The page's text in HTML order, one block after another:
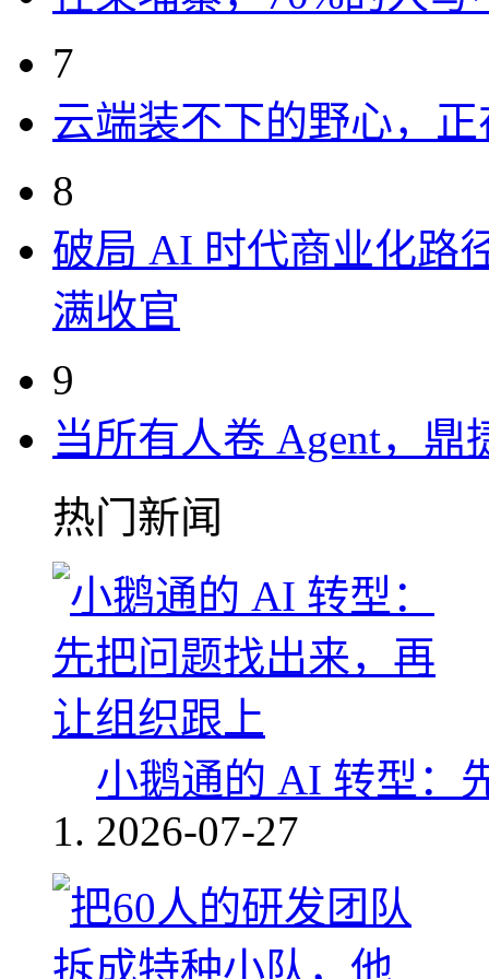
7
云端装不下的野心，
8
破局 AI 时代商业化路
满收官
9
当所有人卷 Agent，
热门新闻
小鹅通的 AI 转型：
2026-07-27